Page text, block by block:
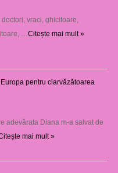
vraci, ghicitoare,
… Citește mai mult »
pentru clarvăzătoarea
adevărata Diana m-a salvat de
mai mult »